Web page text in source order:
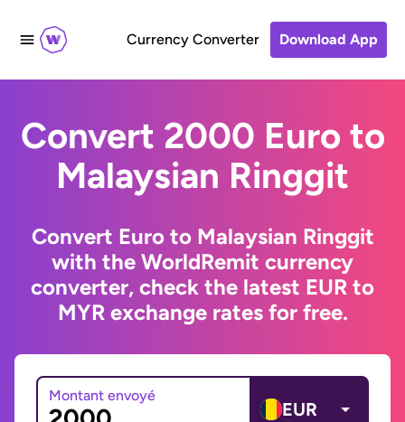
Currency Converter Download App
Convert 2000 Euro to
Malaysian Ringgit
Convert Euro to Malaysian Ringgit
with the WorldRemit currency
converter, check the latest EUR to
MYR exchange rates for free.
Montant envoyé
EUR